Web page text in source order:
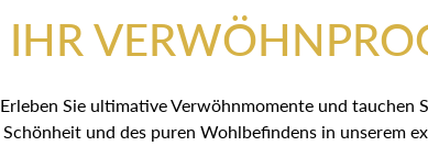
IHR
Erleben Sie ultimative Verwöhnmomente und tauchen
Schönheit und des puren Wohlbefindens in unserem